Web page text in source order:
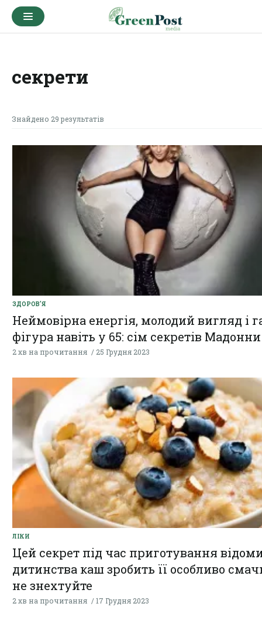
секрети
Знайдено 29 результатів
ЗДОРОВ'Я
Неймовірна енергія, молодий вигляд і
фігура навіть у 65: сім секретів Мадонни
2 хв на прочитання 25 Грудня 2023
ЛІКИ
Цей секрет під час приготування
дитинства каш зробить її особливо
не знехтуйте
2 хв на прочитання 17 Грудня 2023